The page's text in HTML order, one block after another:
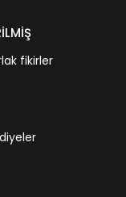
fikirler